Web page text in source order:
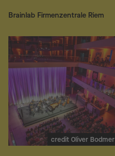
Brainlab Firmenzentrale Riem
credit Oliver Bodmer